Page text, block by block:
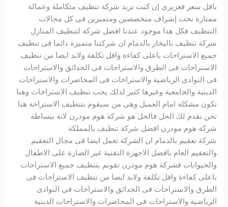
باقل سعر فعزيزى إن كنت تريد شركة تنظيف متكاملة وعمالة
ممتازة تحت إشراف متخصصين ومتميزين فى كل مجالات
التنظيف فكل هذا موجود عندنا افضل شركة لتنظيف المنازل
شركة تنظيف بالبخار بالدمام ان شركتنا متميزة دائما فى تنظيف
جميع الاستراحات باعلى كفاءة واقل تكلفة ولابد ايضا من تنظيف
الاستراحات فى الطرق والاستراحات فى الحدائق والاستراحات
فى النوادى الرياضية والاستراحات فى المحاضرات والاستراحات
الدينية والجامعية وغيرها كثير لذلك يجب تنظيف الاستراحات وهنا
تكون مشكلة امام العميل وهى من سيقوم بتنظيف الاستراحة هنا
نحن نقدم لك الحل فالحل هو شركة هوم مودرن لانة ببساطة
شركة هوم مودرن افضل شركة تنظيف بالمملكة
شركة تعقيم بالدمام ان الشركة تعمل ايضا فى مجال التعقيم
والتعقيم العام بافضل الاجهزة التقنية غير الضارة على الاطفال
والحيوانات فشركة هوم مودرن تقونم بتنظيف جميع الاستراحات
باعلى كفاءة واقل تكلفة ولابد ايضا من تنظيف الاستراحات فى
الطرق والاستراحات فى الحدائق والاستراحات فى النوادى
الرياضية والاستراحات فى المحاضرات والاستراحات الدينية